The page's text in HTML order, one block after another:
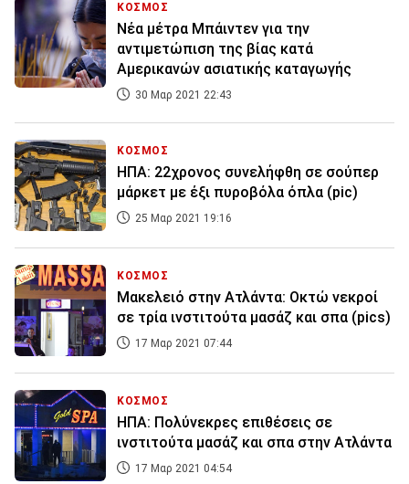
ΚΟΣΜΟΣ
Νέα μέτρα Μπάιντεν για την
αντιμετώπιση της βίας κατά
Αμερικανών ασιατικής καταγωγής
30 Μαρ 2021 22:43
ΚΟΣΜΟΣ
ΗΠΑ: 22χρονος συνελήφθη σε σούπερ
μάρκετ με έξι πυροβόλα όπλα (pic)
25 Μαρ 2021 19:16
ΚΟΣΜΟΣ
Μακελειό στην Ατλάντα: Οκτώ νεκροί
σε τρία ινστιτούτα μασάζ και σπα (pics)
17 Μαρ 2021 07:44
ΚΟΣΜΟΣ
ΗΠΑ: Πολύνεκρες επιθέσεις σε
ινστιτούτα μασάζ και σπα στην Ατλάντα
17 Μαρ 2021 04:54